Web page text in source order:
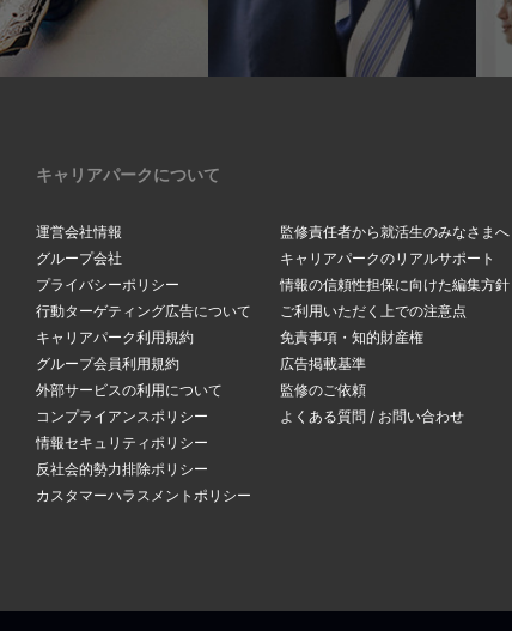
キャリアパークについて
運営会社情報
グループ会社
プライバシーポリシー
行動ターゲティング広告について
キャリアパーク利用規約
グループ会員利用規約
外部サービスの利用について
コンプライアンスポリシー
情報セキュリティポリシー
反社会的勢力排除ポリシー
カスタマーハラスメントポリシー
監修責任者から就活生のみなさまへ
キャリアパークのリアルサポート
情報の信頼性担保に向けた編集方針
ご利用いただく上での注意点
免責事項・知的財産権
広告掲載基準
監修のご依頼
よくある質問 / お問い合わせ